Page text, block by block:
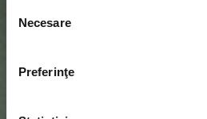
consimțământului
Necesare
Preferinţe